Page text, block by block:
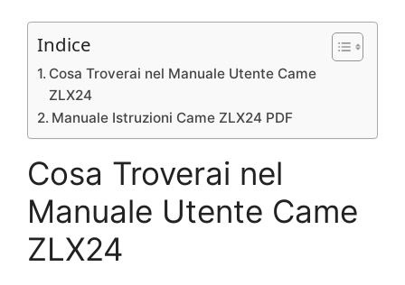
Indice
Cosa Troverai nel Manuale Utente Came
ZLX24
Manuale Istruzioni Came ZLX24 PDF
Cosa Troverai nel
Manuale Utente Came
ZLX24